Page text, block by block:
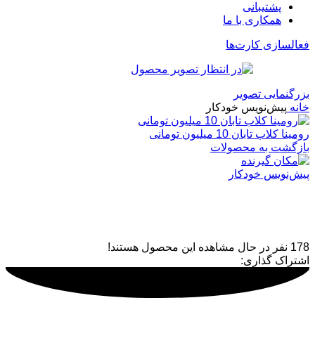
پشتیبانی
همکاری با ما
فعالسازی کارت‌ها
بزرگنمایی تصویر
خانه پیش‌نویس خودکار
رومینا کلاب تابان 10 میلیون تومانی
بازگشت به محصولات
پیش‌نویس خودکار
178 نفر در حال مشاهده این محصول هستند!
اشتراک گذاری: